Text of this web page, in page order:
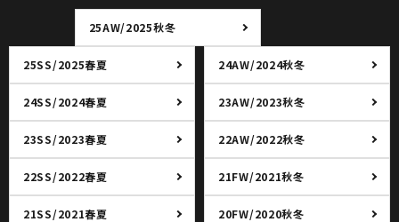
25AW/2025秋冬
25SS/2025春夏 24AW/2024秋冬
24SS/2024春夏 23AW/2023秋冬
23SS/2023春夏 22AW/2022秋冬
22SS/2022春夏 21FW/2021秋冬
21SS/2021春夏 20FW/2020秋冬